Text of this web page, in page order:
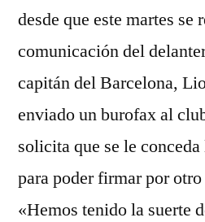
desde que este martes se
comunicación del
capitán del Barcelona,
enviado un burofax al
solicita que se le
para poder firmar por
«Hemos tenido la suerte